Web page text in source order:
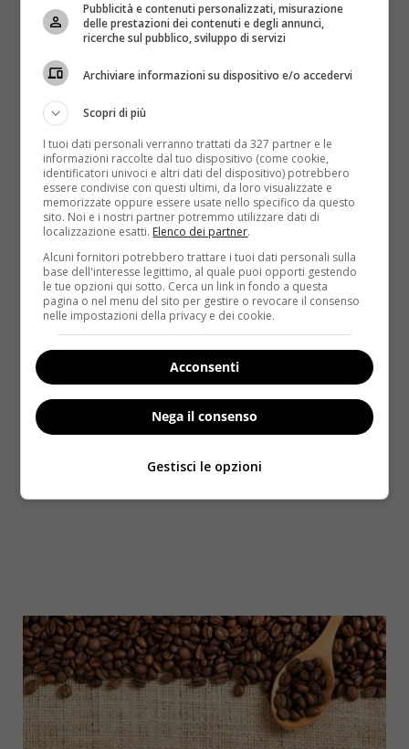
risultati fanno pensare che il consumo di bevande
molto calde sia una probabile causa di cancro
all’esofago” ha affermato tra le pagine de
Repubblica,Christopher Wild, direttore del Centro
internazionale sulla ricerca sul cancro (Circ/Iarc).
Un dietrofront completo, quindi, per la bevanda fra
le più amate in Italia, che nel 1991 era invece stata
inserita in un elenco di sostanze che potevano
essere cancerogene. In quegli anni, infatti, diversi
studi avevano rilevato un “legame” tra il consumo di
caffè e il rischio di tumore alla vescica. Rischio però
non confermato dalle ricerche successive che, hanno
persinoattribuito al caffè un effetto protettivo su
due tumori: quello dell’utero e quello del fegato.
Pubblicità e contenuti personalizzati, misurazione
delle prestazioni dei contenuti e degli annunci,
ricerche sul pubblico, sviluppo di servizi
Archiviare informazioni su dispositivo e/o accedervi
Scopri di più
I tuoi dati personali verranno trattati da 327 partner e le
informazioni raccolte dal tuo dispositivo (come cookie,
identificatori univoci e altri dati del dispositivo) potrebbero
essere condivise con questi ultimi, da loro visualizzate e
memorizzate oppure essere usate nello specifico da questo
sito. Noi e i nostri partner potremmo utilizzare dati di
localizzazione esatti. Elenco dei partner.
Alcuni fornitori potrebbero trattare i tuoi dati personali sulla
base dell'interesse legittimo, al quale puoi opporti gestendo
le tue opzioni qui sotto. Cerca un link in fondo a questa
pagina o nel menu del sito per gestire o revocare il consenso
nelle impostazioni della privacy e dei cookie.
Acconsenti
Nega il consenso
Gestisci le opzioni